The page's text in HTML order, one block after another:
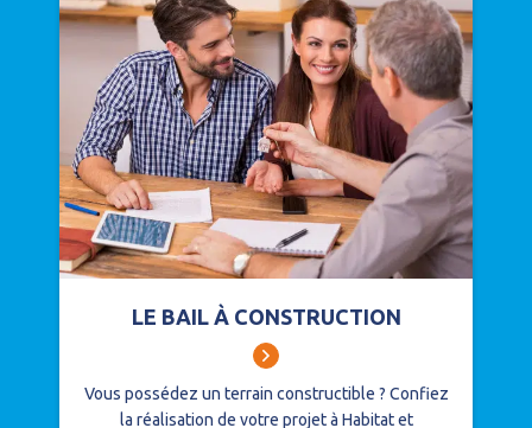
LE BAIL À CONSTRUCTION
Vous possédez un terrain constructible ? Confiez
la réalisation de votre projet à Habitat et